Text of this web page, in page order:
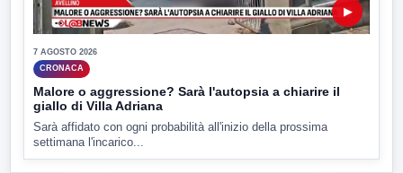
▶
7 AGOSTO 2026
CRONACA
Malore o aggressione? Sarà l'autopsia a chiarire il
giallo di Villa Adriana
Sarà affidato con ogni probabilità all'inizio della prossima
settimana l'incarico...